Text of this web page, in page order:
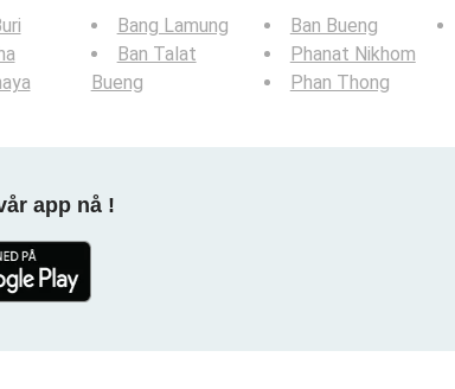
Bang Lamung
Ban Talat
Bueng
Ban Bueng
Phanat Nikhom
Phan Thong
app nå !